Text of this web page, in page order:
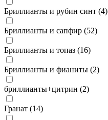
Бриллианты и рубин синт (4)
Бриллианты и сапфир (52)
Бриллианты и топаз (16)
Бриллианты и фианиты (2)
бриллианты+цитрин (2)
Гранат (14)